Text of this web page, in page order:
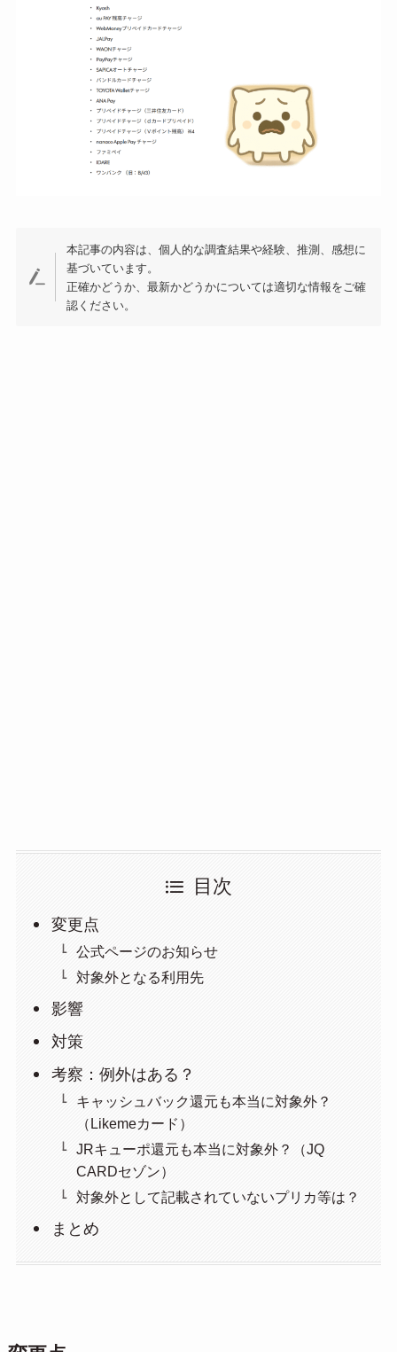
本記事の内容は、個人的な調査結果や経験、推測、感想に
基づいています。
正確かどうか、最新かどうかについては適切な情報をご確
認ください。
目次
変更点
公式ページのお知らせ
対象外となる利用先
影響
対策
考察：例外はある？
キャッシュバック還元も本当に対象外？
（Likemeカード）
JRキューポ還元も本当に対象外？（JQ
CARDセゾン）
対象外として記載されていないプリカ等は？
まとめ